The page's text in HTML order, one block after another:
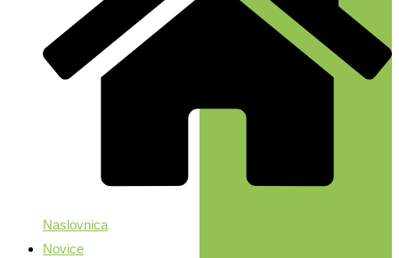
Naslovnica
Novice